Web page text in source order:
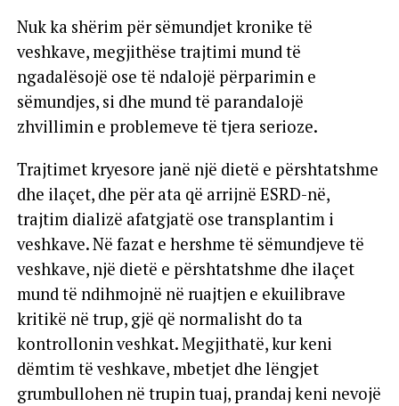
Nuk ka shërim për sëmundjet kronike të
veshkave, megjithëse trajtimi mund të
ngadalësojë ose të ndalojë përparimin e
sëmundjes, si dhe mund të parandalojë
zhvillimin e problemeve të tjera serioze.
Trajtimet kryesore janë një dietë e përshtatshme
dhe ilaçet, dhe për ata që arrijnë ESRD-në,
trajtim dializë afatgjatë ose transplantim i
veshkave. Në fazat e hershme të sëmundjeve të
veshkave, një dietë e përshtatshme dhe ilaçet
mund të ndihmojnë në ruajtjen e ekuilibrave
kritikë në trup, gjë që normalisht do ta
kontrollonin veshkat. Megjithatë, kur keni
dëmtim të veshkave, mbetjet dhe lëngjet
grumbullohen në trupin tuaj, prandaj keni nevojë